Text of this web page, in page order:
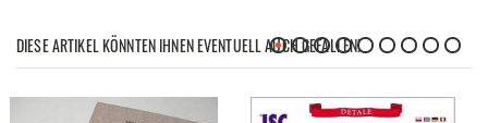
DIESE ARTIKEL KÖNNTEN IHNEN EVENTUELL AUCH GEFALLEN!